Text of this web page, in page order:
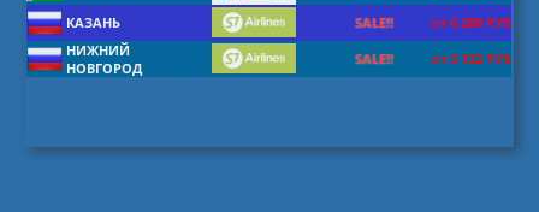
КАЗАНЬ
SALE!!
от 6 200 РУБ
НИЖНИЙ
НОВГОРОД
SALE!! от 5 122 РУБ